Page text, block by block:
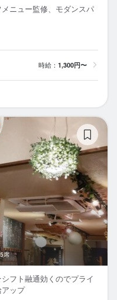
ニュー監修、モダンスパ
時給： 1,300円〜
席
フト融通効くのでプライ
ップ